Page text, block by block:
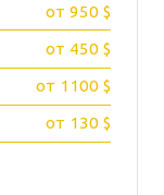
от 950 $
от 450 $
от 1100 $
от 130 $